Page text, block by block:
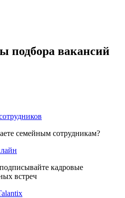
подбора вакансий
семейным сотрудникам?
кадровые
встреч